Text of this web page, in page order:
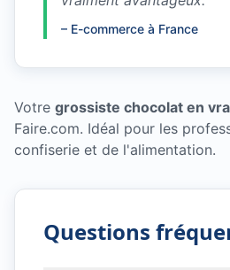
– E-commerce à France
Votre grossiste chocolat en
Faire.com. Idéal pour les
confiserie et de l'alimentation.
Questions